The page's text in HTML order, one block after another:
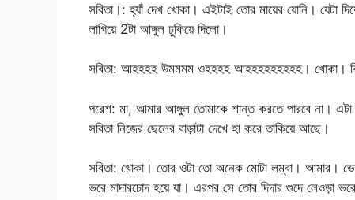
সবিতা।: হ্যাঁ দেখ খোকা। এইটাই তোর মায়ের যোনি। যেটা
লাগিয়ে 2টা আঙ্গুল ঢুকিয়ে দিলো।
সবিতা: আহহহহ উমমমম ওহহহহ আহহহহহহহহহ। খোকা।
পরেশ: মা, আমার আঙ্গুল তোমাকে শান্ত করতে পারবে না। এটা
সবিতা নিজের ছেলের বাড়াটা দেখে হা করে তাকিয়ে আছে।
সবিতা: খোকা। তোর ওটা তো অনেক মোটা লম্বা। আমার।
ভরে মাদারচোদ হয়ে যা। এরপর সে তোর দিদার গুদে লেওড়া